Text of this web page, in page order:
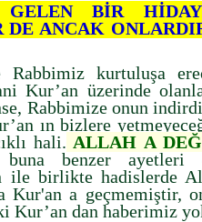
GELEN BİR
DE ANCAK
kurtuluşa
Kur’an üzerinde
Rabbimize onun
ın bizlere
hali. ALLAH A
benzer ayetleri
ile birlikte hadislerde
Kur'an a geçmemiştir,
Kur’an dan haberimiz